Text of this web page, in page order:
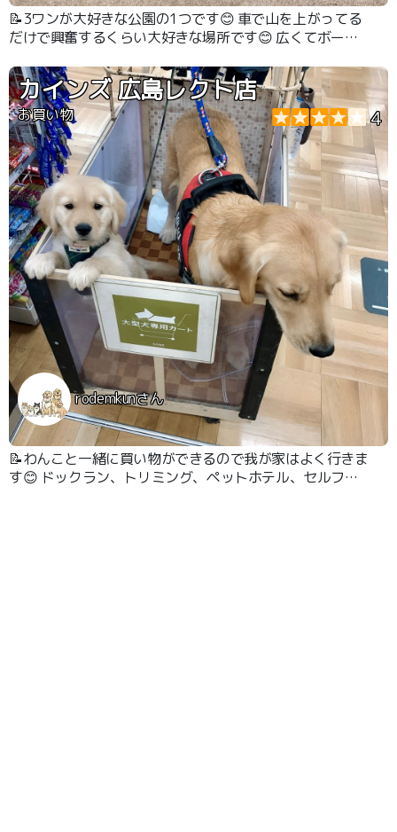
📝3ワンが大好きな公園の1つです😊 車で山を上がってる
だけで興奮するくらい大好きな場所です😊 広くてボール
カインズ 広島レクト店
お買い物 4
rodemkunさん
📝わんこと一緒に買い物ができるので我が家はよく行きま
す😊 ドックラン、トリミング、ペットホテル、セルフウ